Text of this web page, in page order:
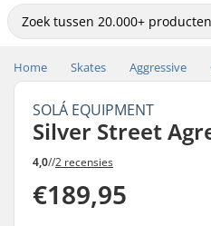
Home Skates Aggressive
SOLÁ EQUIPMENT
Silver Street
4,0//2 recensies
€189,95